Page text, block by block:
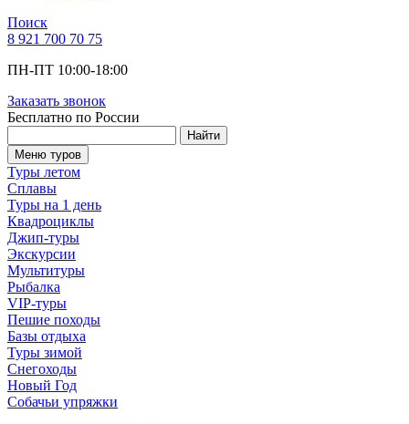
Поиск
8 921 700 70 75
ПН-ПТ 10:00-18:00
Заказать звонок
Бесплатно по России
Найти
Меню туров
Туры летом
Сплавы
Туры на 1 день
Квадроциклы
Джип-туры
Экскурсии
Мультитуры
Рыбалка
VIP-туры
Пешие походы
Базы отдыха
Туры зимой
Снегоходы
Новый Год
Собачьи упряжки